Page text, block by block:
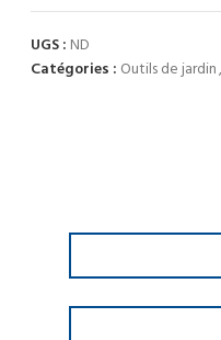
UGS : ND
Catégories : Outils de jardin,